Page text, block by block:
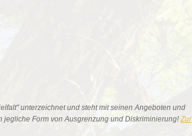
unterzeichnet und steht mit seinen Angeboten und
jegliche Form von Ausgrenzung und Diskriminierung!Zur